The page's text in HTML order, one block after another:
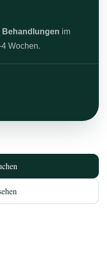
Behandlungen im
Wochen.